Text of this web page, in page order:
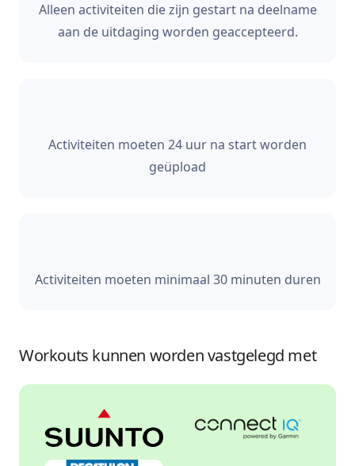
Alleen activiteiten die zijn gestart na deelname
aan de uitdaging worden geaccepteerd.
Activiteiten moeten 24 uur na start worden
geüpload
Activiteiten moeten minimaal 30 minuten duren
Workouts kunnen worden vastgelegd met